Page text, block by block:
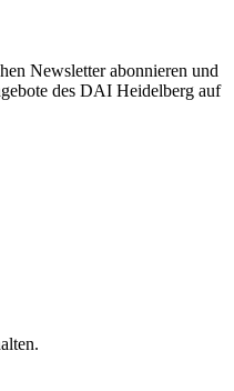
Newsletter abonnieren und
des DAI Heidelberg auf